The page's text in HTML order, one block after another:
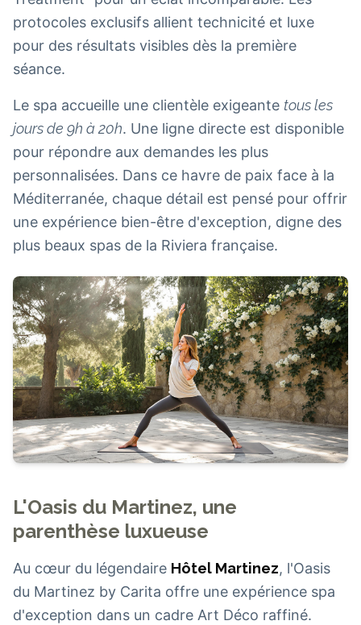
protocoles exclusifs allient technicité et luxe
pour des résultats visibles dès la première
séance.
Le spa accueille une clientèle exigeante tous les
jours de 9h à 20h. Une ligne directe est disponible
pour répondre aux demandes les plus
personnalisées. Dans ce havre de paix face à la
Méditerranée, chaque détail est pensé pour offrir
une expérience bien-être d'exception, digne des
plus beaux spas de la Riviera française.
L'Oasis du Martinez, une
parenthèse luxueuse
Au cœur du légendaire Hôtel Martinez, l'Oasis
du Martinez by Carita offre une expérience spa
d'exception dans un cadre Art Déco raffiné.